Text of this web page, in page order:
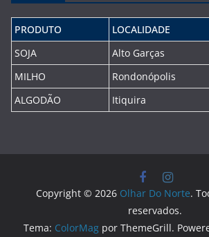
PRODUTO LOCALIDADE
SOJA
Alto Garças
MILHO
Rondonópolis
ALGODÃO
Itiquira
Copyright © 2026 Olhar Do Norte.
reservados.
Tema: ColorMag por ThemeGrill.